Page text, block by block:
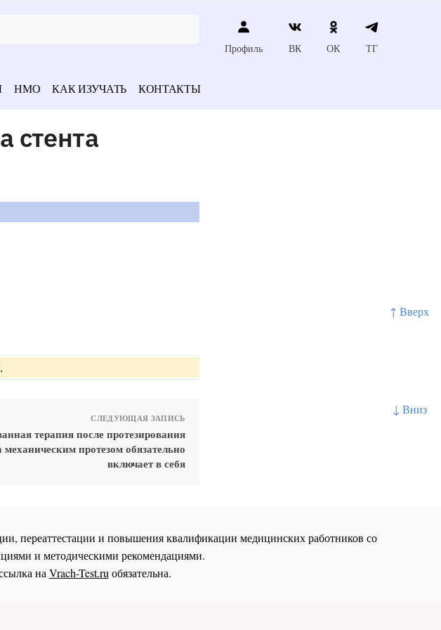
↑ Вверх
↓ Вниз
Профиль ВК ОК ТГ
НМО КАК ИЗУЧАТЬ КОНТАКТЫ
стента
.
СЛЕДУЮЩАЯ ЗАПИСЬ
терапия после протезирования
протезом обязательно
включает в себя
переаттестации и повышения квалификации медицинских работников со
и методическими рекомендациями.
на Vrach-Test.ru обязательна.